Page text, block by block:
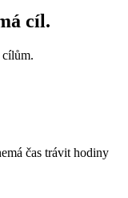
cíl.
čas trávit hodiny